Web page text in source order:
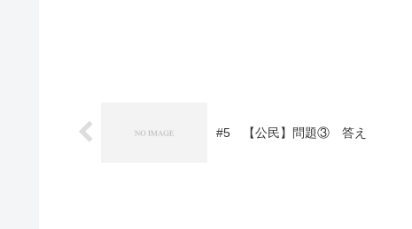
#5 【公民】問題③ 答え